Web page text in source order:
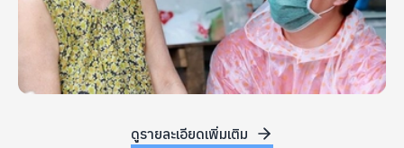
ดูรายละเอียดเพิ่มเติม